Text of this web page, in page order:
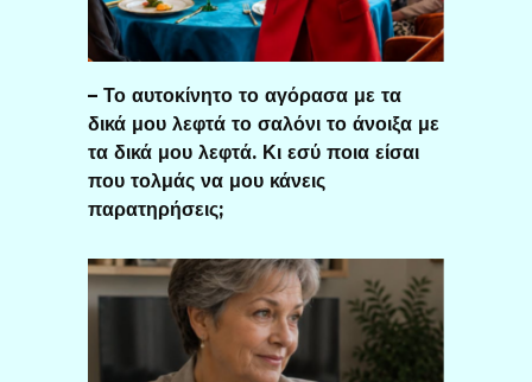
– Το αυτοκίνητο το αγόρασα με τα
δικά μου λεφτά το σαλόνι το άνοιξα με
τα δικά μου λεφτά. Κι εσύ ποια είσαι
που τολμάς να μου κάνεις
παρατηρήσεις;